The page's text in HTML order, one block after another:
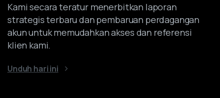
Kami secara teratur menerbitkan laporan
strategis terbaru dan pembaruan perdagangan
akun untuk memudahkan akses dan referensi
klien kami.
Unduh hari ini